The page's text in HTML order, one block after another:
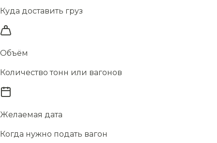
Куда доставить груз
Объём
Количество тонн или вагонов
Желаемая дата
Когда нужно подать вагон